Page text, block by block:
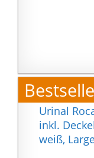
Urinal
inkl.
weiß,